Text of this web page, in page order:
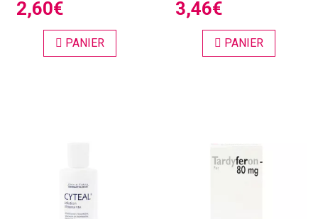
2,60€
PANIER
3,46€
PANIER